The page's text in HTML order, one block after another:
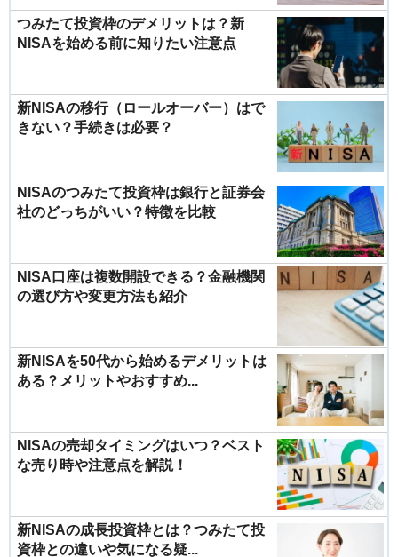
つみたて投資枠のデメリットは？新
NISAを始める前に知りたい注意点
新NISAの移行（ロールオーバー）はで
きない？手続きは必要？
NISAのつみたて投資枠は銀行と証券会
社のどっちがいい？特徴を比較
NISA口座は複数開設できる？金融機関
の選び方や変更方法も紹介
新NISAを50代から始めるデメリットは
ある？メリットやおすすめ...
NISAの売却タイミングはいつ？ベスト
な売り時や注意点を解説！
新NISAの成長投資枠とは？つみたて投
資枠との違いや気になる疑...